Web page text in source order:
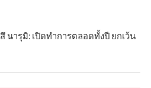
ารุมิ: เปิดทำการตลอดทั้งปี ยกเว้น